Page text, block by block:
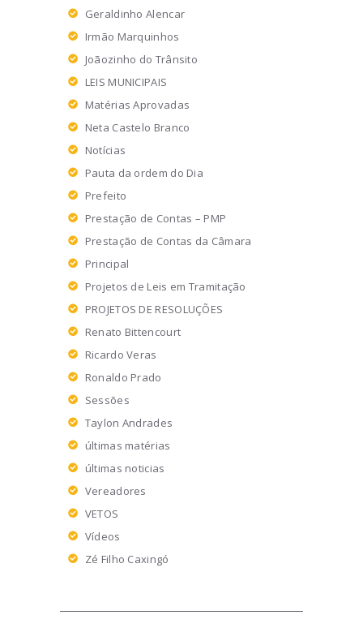
Geraldinho Alencar
Irmão Marquinhos
Joãozinho do Trânsito
LEIS MUNICIPAIS
Matérias Aprovadas
Neta Castelo Branco
Notícias
Pauta da ordem do Dia
Prefeito
Prestação de Contas – PMP
Prestação de Contas da Câmara
Principal
Projetos de Leis em Tramitação
PROJETOS DE RESOLUÇÕES
Renato Bittencourt
Ricardo Veras
Ronaldo Prado
Sessões
Taylon Andrades
últimas matérias
últimas noticias
Vereadores
VETOS
Vídeos
Zé Filho Caxingó